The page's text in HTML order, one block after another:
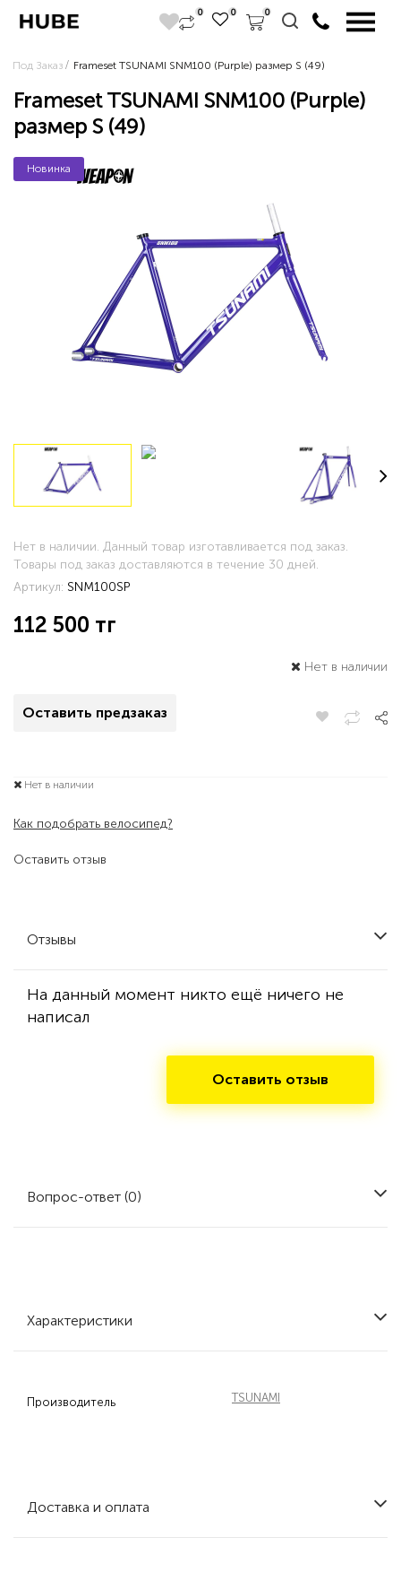
0 0 0
Под Заказ Frameset TSUNAMI SNM100 (Purple) размер S (49)
Frameset TSUNAMI SNM100 (Purple)
размер S (49)
Новинка
Оставить отзыв
Нет в наличии. Данный товар изготавливается под заказ.
Товары под заказ доставляются в течение 30 дней.
Артикул: SNM100SP
112 500 тг
Нет в наличии
Оставить предзаказ
Нет в наличии
Как подобрать велосипед?
Отзывы
На данный момент никто ещё ничего не
написал
Оставить отзыв
Вопрос-ответ (0)
Характеристики
Производитель TSUNAMI
Доставка и оплата